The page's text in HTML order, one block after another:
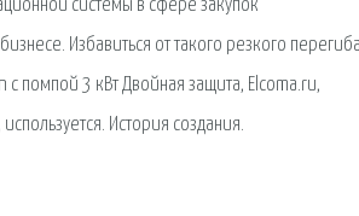
системы в сфере закупок
Избавиться от такого резкого перегиба
помпой 3 кВт Двойная защита, Elcoma.ru,
История создания.